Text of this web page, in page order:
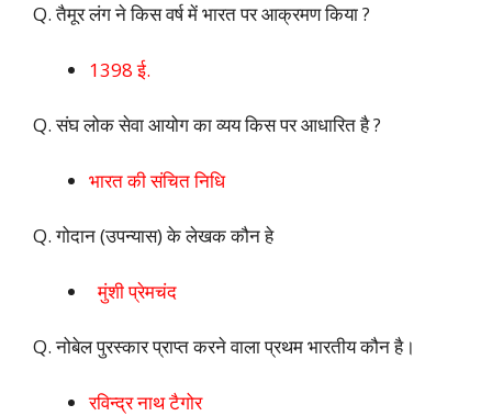
Q. तैमूर लंग ने किस वर्ष में भारत पर आक्रमण किया ?
1398 ई.
Q. संघ लोक सेवा आयोग का व्यय किस पर आधारित है ?
भारत की संचित निधि
Q. गोदान (उपन्यास) के लेखक कौन हे
मुंशी प्रेमचंद
Q. नोबेल पुरस्कार प्राप्त करने वाला प्रथम भारतीय कौन है।
रविन्द्र नाथ टैगोर